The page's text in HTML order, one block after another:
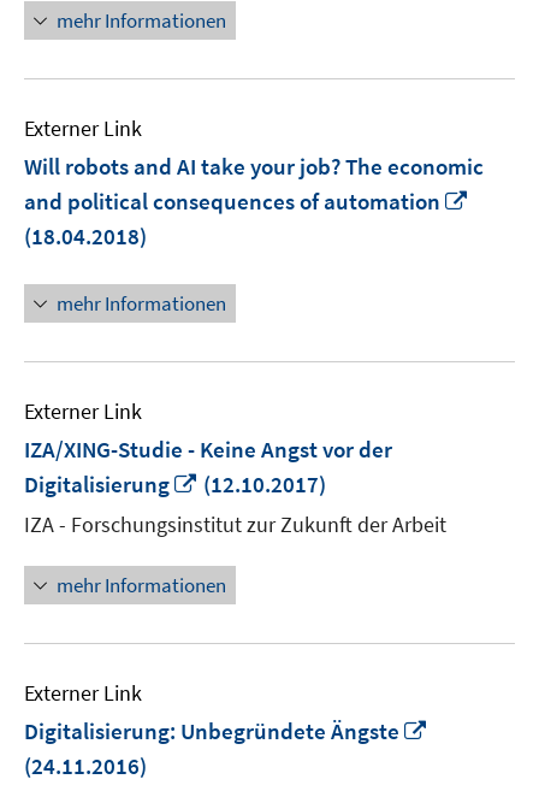
mehr Informationen
Externer Link
Will robots and AI take your job? The economic
and political consequences of automation
(18.04.2018)
mehr Informationen
Externer Link
IZA/XING-Studie - Keine Angst vor der
Digitalisierung
In
neuem
Fenster
öffnen
(12.10.2017)
IZA - Forschungsinstitut zur Zukunft der Arbeit
mehr Informationen
Externer Link
Digitalisierung: Unbegründete Ängste
(24.11.2016)